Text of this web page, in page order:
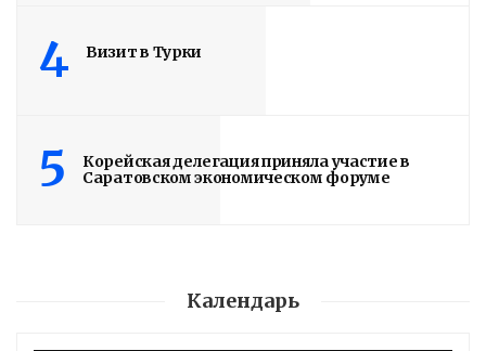
4 Визит в Турки
5
Корейская делегация приняла участие в
Саратовском экономическом форуме
Календарь